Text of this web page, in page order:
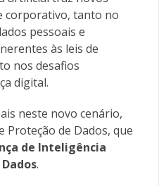
corporativo, tanto no
pessoais e
às leis de
nos desafios
digital.
neste novo cenário,
Proteção de Dados, que
de Inteligência
.